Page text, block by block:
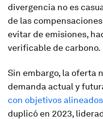
divergencia no es
de las
evitar de emisiones,
verificable de carbono.
Sin embargo, la oferta
demanda actual y
con objetivos
duplicó en 2023,